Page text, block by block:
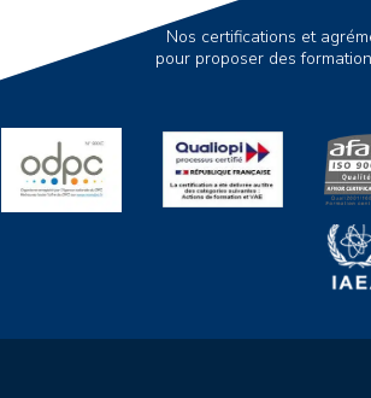
Nos certifications et
pour proposer des